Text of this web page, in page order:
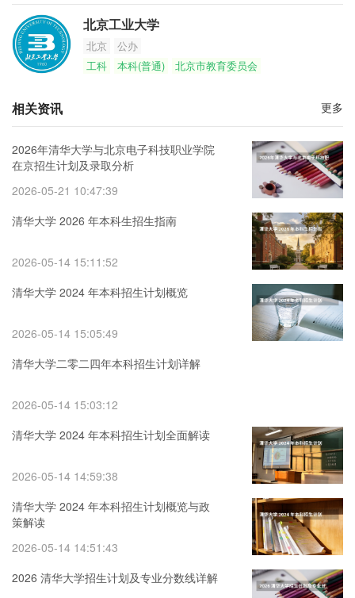
北京工业大学
北京
公办
工科
本科(普通) 北京市教育委员会
相关资讯 更多
2026年清华大学与北京电子科技职业学院
在京招生计划及录取分析
2026-05-21 10:47:39
清华大学 2026 年本科生招生指南
2026-05-14 15:11:52
清华大学 2024 年本科招生计划概览
2026-05-14 15:05:49
清华大学二零二四年本科招生计划详解
2026-05-14 15:03:12
清华大学 2024 年本科招生计划全面解读
2026-05-14 14:59:38
清华大学 2024 年本科招生计划概览与政
策解读
2026-05-14 14:51:43
2026 清华大学招生计划及专业分数线详解